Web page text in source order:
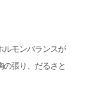
ルモンバランスが
張り、だるさと